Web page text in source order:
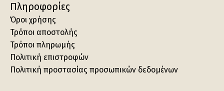
Πληροφορίες
Όροι χρήσης
Τρόποι αποστολής
Τρόποι πληρωμής
Πολιτική επιστροφών
Πολιτική προστασίας προσωπικών δεδομένων